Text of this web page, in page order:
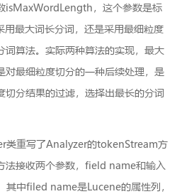
isMaxWordLength，这个参数是标
用最大词长分词，还是采用最细粒度
词算法。实际两种算法的实现，最大
对最细粒度切分的一种后续处理，是
切分结果的过滤，选择出最长的分词
类重写了Analyzer的tokenStream方
法接收两个参数，field name和输入
其中filed name是Lucene的属性列，